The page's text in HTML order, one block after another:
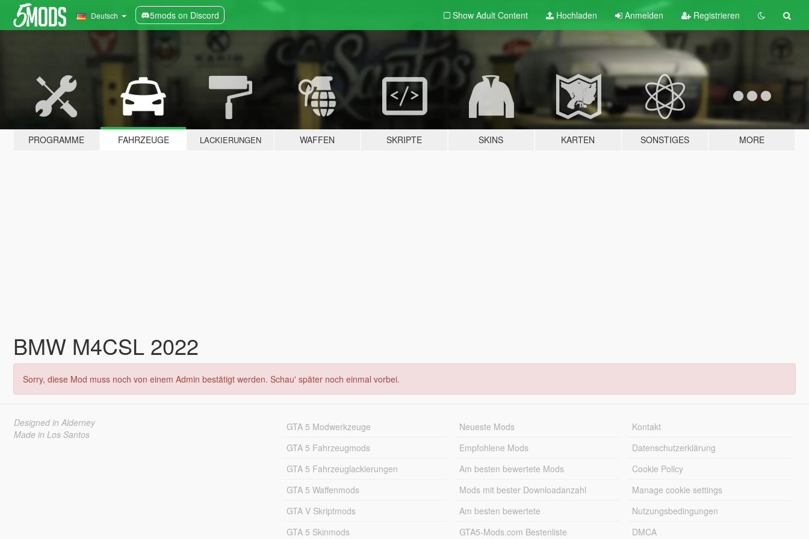
Deutsch 5mods on Discord Show Adult Content Hochladen Anmelden Registrieren
PROGRAMME FAHRZEUGE LACKIERUNGEN WAFFEN SKRIPTE SKINS KARTEN SONSTIGES MORE
BMW M4CSL 2022
Sorry, diese Mod muss noch von einem Admin bestätigt werden. Schau' später noch einmal vorbei.
Designed in Alderney
Made in Los Santos
GTA 5 Modwerkzeuge
GTA 5 Fahrzeugmods
GTA 5 Fahrzeuglackierungen
GTA 5 Waffenmods
GTA V Skriptmods
GTA 5 Skinmods
Neueste Mods
Empfohlene Mods
Am besten bewertete Mods
Mods mit bester Downloadanzahl
Am besten bewertete
GTA5-Mods.com Bestenliste
Kontakt
Datenschutzerklärung
Cookie Policy
Manage cookie settings
Nutzungsbedingungen
DMCA